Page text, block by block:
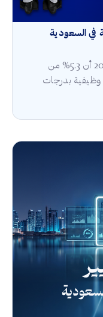
في السعودية
تكشف إحصاءات الإعاقة في السعودية 2025 أن 5.3% من
وظيفية بدرجات